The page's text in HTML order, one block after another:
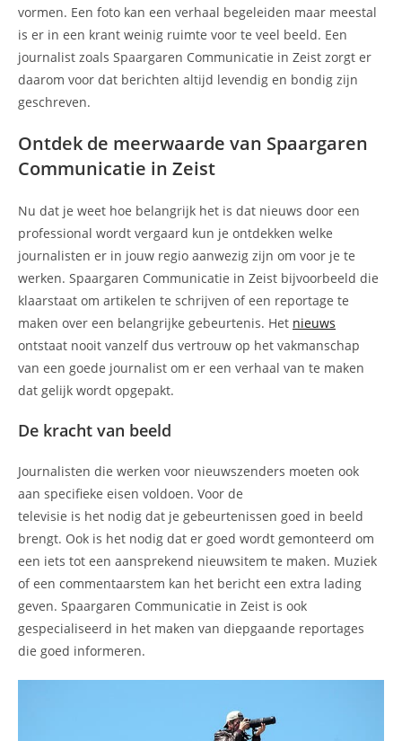
vormen. Een foto kan een verhaal begeleiden maar meestal
is er in een krant weinig ruimte voor te veel beeld. Een
journalist zoals Spaargaren Communicatie in Zeist zorgt er
daarom voor dat berichten altijd levendig en bondig zijn
geschreven.
Ontdek de meerwaarde van Spaargaren
Communicatie in Zeist
Nu dat je weet hoe belangrijk het is dat nieuws door een
professional wordt vergaard kun je ontdekken welke
journalisten er in jouw regio aanwezig zijn om voor je te
werken. Spaargaren Communicatie in Zeist bijvoorbeeld die
klaarstaat om artikelen te schrijven of een reportage te
maken over een belangrijke gebeurtenis. Het nieuws
ontstaat nooit vanzelf dus vertrouw op het vakmanschap
van een goede journalist om er een verhaal van te maken
dat gelijk wordt opgepakt.
De kracht van beeld
Journalisten die werken voor nieuwszenders moeten ook
aan specifieke eisen voldoen. Voor de
televisie is het nodig dat je gebeurtenissen goed in beeld
brengt. Ook is het nodig dat er goed wordt gemonteerd om
een iets tot een aansprekend nieuwsitem te maken. Muziek
of een commentaarstem kan het bericht een extra lading
geven. Spaargaren Communicatie in Zeist is ook
gespecialiseerd in het maken van diepgaande reportages
die goed informeren.